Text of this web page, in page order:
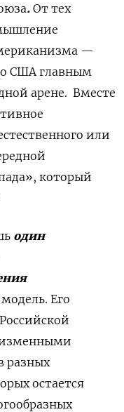
. От тех
—
США главным
арене. Вместе
или
который
один
Его
разных
остается